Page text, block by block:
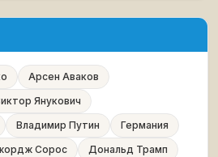
Арсен Аваков
Янукович
Владимир Путин
Германия
Сорос
Дональд Трамп